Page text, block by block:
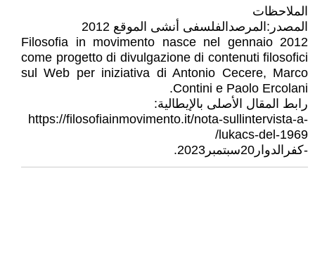
الملاحظات
المصدر:المرصدالفلسفى أنشى الموقع 2012
Filosofia in movimento nasce nel gennaio 2012
come progetto di divulgazione di contenuti filosofici
sul Web per iniziativa di Antonio Cecere, Marco
Contini e Paolo Ercolani.
رابط المقال الأصلى بالإيطالية:
https://filosofiainmovimento.it/nota-sullintervista-a-
lukacs-del-1969/
-كفرالدوار20سبتمبر2023.